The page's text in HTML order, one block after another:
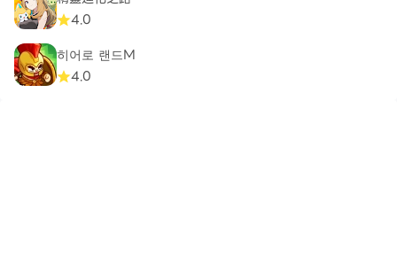
4.0
히어로 랜드M
4.0